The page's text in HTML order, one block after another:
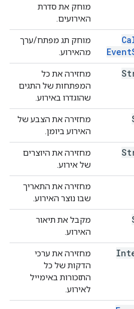
מוחק את סדרת
האירועים.
Event
מוחק תג מפתח/ערך
מהאירוע.
מחזירה את כל
המפתחות של התגים
שהוגדרו באירוע.
מחזירה את הצבע של
האירוע ביומן.
מחזירה את היוצרים
של אירוע.
מחזירה את התאריך
שבו נוצר האירוע.
מקבל את תיאור
האירוע.
מחזירה את ערכי
הדקות של כל
התזכורות באימייל
לאירוע.